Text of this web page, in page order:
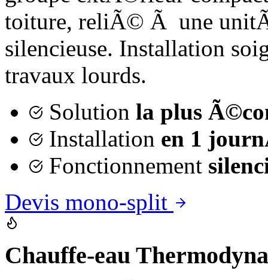
toiture, reliÃ© Ã une
silencieuse. Installation
travaux lourds.
Solution la plus
Installation en 1
Fonctionnement
Devis mono-split
Chauffe-eau